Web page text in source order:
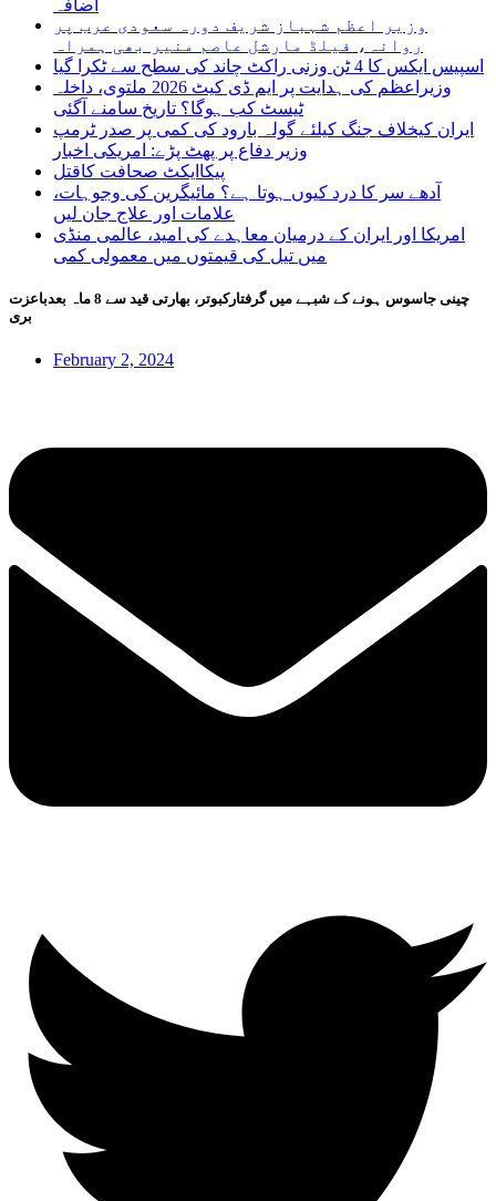
اضافہ
وزیر اعظم شہباز شریف دورہ سعودی عرب پر
روانہ، فیلڈ مارشل عاصم منیر بھی ہمراہ
اسپیس ایکس کا 4 ٹن وزنی راکٹ چاند کی سطح سے ٹکرا گیا
وزیراعظم کی ہدایت پر ایم ڈی کیٹ 2026 ملتوی، داخلہ
ٹیسٹ کب ہوگا؟ تاریخ سامنے آگئی
ایران کیخلاف جنگ کیلئے گولہ بارود کی کمی پر صدر ٹرمپ
وزیر دفاع پر پھٹ پڑے: امریکی اخبار
پیکاایکٹ صحافت کاقتل
آدھے سر کا درد کیوں ہوتا ہے؟ مائیگرین کی وجوہات،
علامات اور علاج جان لیں
امریکا اور ایران کے درمیان معاہدے کی امید، عالمی منڈی
میں تیل کی قیمتوں میں معمولی کمی
چینی جاسوس ہونے کے شبہے میں گرفتارکبوتر، بھارتی قید سے 8 ماہ بعدباعزت
بری
February 2, 2024